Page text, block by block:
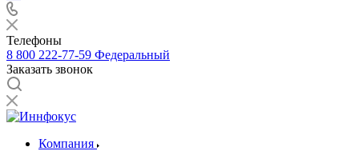
Телефоны
8 800 222-77-59 Федеральный
Заказать звонок
Компания